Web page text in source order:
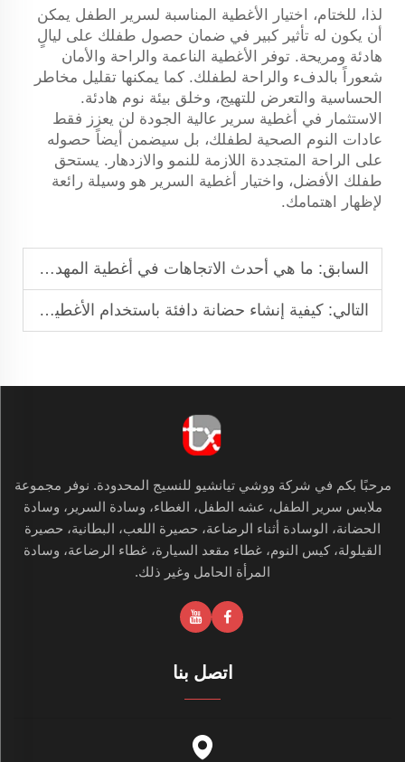
لذا، للختام، اختيار الأغطية المناسبة لسرير الطفل يمكن
أن يكون له تأثير كبير في ضمان حصول طفلك على ليالٍ
هادئة ومريحة. توفر الأغطية الناعمة والراحة والأمان
شعوراً بالدفء والراحة لطفلك. كما يمكنها تقليل مخاطر
الحساسية والتعرض للتهيج، وخلق بيئة نوم هادئة.
الاستثمار في أغطية سرير عالية الجودة لن يعزز فقط
عادات النوم الصحية لطفلك، بل سيضمن أيضاً حصوله
على الراحة المتجددة اللازمة للنمو والازدهار. يستحق
طفلك الأفضل، واختيار أغطية السرير هو وسيلة رائعة
لإظهار اهتمامك.
السابق: ما هي أحدث الاتجاهات في أغطية المهد المصغرة؟
التالي: كيفية إنشاء حضانة دافئة باستخدام الأغطية المناسبة للمهد
مرحبًا بكم في شركة ووشي تيانشيو للنسيج المحدودة. نوفر مجموعة
ملابس سرير الطفل، عشه الطفل، الغطاء، وسادة السرير، وسادة
الحضانة، الوسادة أثناء الرضاعة، حصيرة اللعب، البطانية، حصيرة
القيلولة، كيس النوم، غطاء مقعد السيارة، غطاء الرضاعة، وسادة
المرأة الحامل وغير ذلك.
اتصل بنا